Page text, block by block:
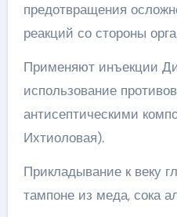
предотвращения
реакций со стороны
Применяют инъекции
использование
антисептическими
Ихтиоловая).
Прикладывание к веку
тампоне из меда, сока